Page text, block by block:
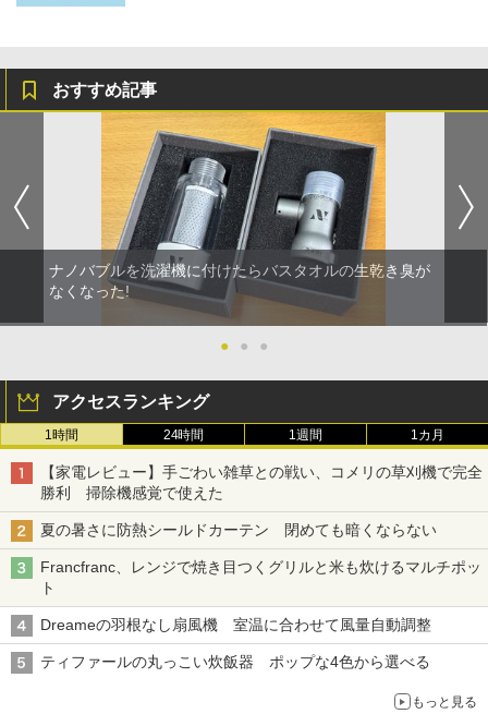
おすすめ記事
ナノバブルを洗濯機に付けたらバスタオルの生乾き臭が
なくなった!
● ● ●
アクセスランキング
1時間 24時間 1週間 1カ月
【家電レビュー】手ごわい雑草との戦い、コメリの草刈機で完全
勝利 掃除機感覚で使えた
夏の暑さに防熱シールドカーテン 閉めても暗くならない
Francfranc、レンジで焼き目つくグリルと米も炊けるマルチポッ
ト
Dreameの羽根なし扇風機 室温に合わせて風量自動調整
ティファールの丸っこい炊飯器 ポップな4色から選べる
もっと見る